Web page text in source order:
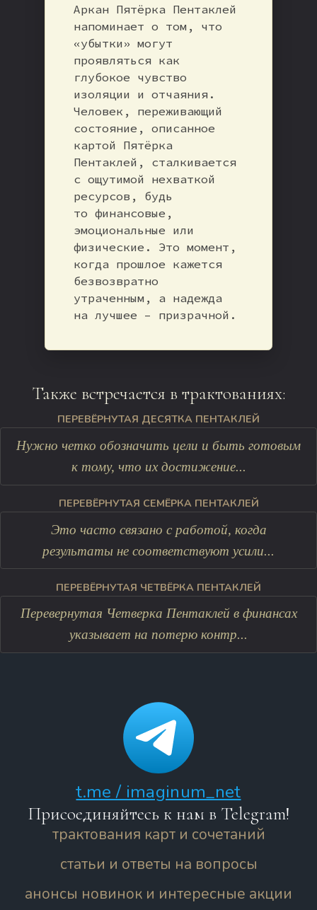
Аркан Пятёрка Пентаклей
напоминает о том, что
«убытки» могут
проявляться как
глубокое чувство
изоляции и отчаяния.
Человек, переживающий
состояние, описанное
картой Пятёрка
Пентаклей, сталкивается
с ощутимой нехваткой
ресурсов, будь
то финансовые,
эмоциональные или
физические. Это момент,
когда прошлое кажется
безвозвратно
утраченным, а надежда
на лучшее – призрачной.
Также встречается в трактованиях:
ПЕРЕВЁРНУТАЯ ДЕСЯТКА ПЕНТАКЛЕЙ
Нужно четко обозначить цели и быть готовым
к тому, что их достижение...
ПЕРЕВЁРНУТАЯ СЕМЁРКА ПЕНТАКЛЕЙ
Это часто связано с работой, когда
результаты не соответствуют усили...
ПЕРЕВЁРНУТАЯ ЧЕТВЁРКА ПЕНТАКЛЕЙ
Перевернутая Четверка Пентаклей в финансах
указывает на потерю контр...
t.me / imaginum_net
Присоединяйтесь к нам в Telegram!
трактования карт и сочетаний
статьи и ответы на вопросы
анонсы новинок и интересные акции